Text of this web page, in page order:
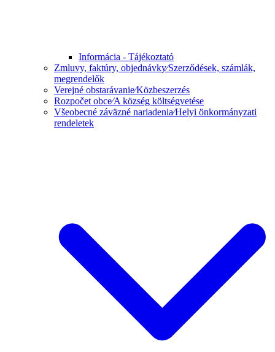
Informácia - Tájékoztató
Zmluvy, faktúry, objednávky⁄Szerződések, számlák,
megrendelők
Verejné obstarávanie⁄Közbeszerzés
Rozpočet obce⁄A község költségvetése
Všeobecné záväzné nariadenia⁄Helyi önkormányzati
rendeletek